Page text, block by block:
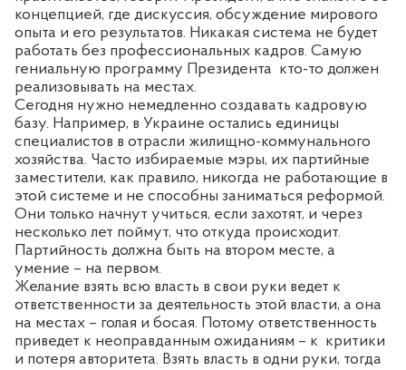
концепцией, где дискуссия, обсуждение мирового
опыта и его результатов. Никакая система не будет
работать без профессиональных кадров. Самую
гениальную программу Президента кто-то должен
реализовывать на местах.
Сегодня нужно немедленно создавать кадровую
базу. Например, в Украине остались единицы
специалистов в отрасли жилищно-коммунального
хозяйства. Часто избираемые мэры, их партийные
заместители, как правило, никогда не работающие в
этой системе и не способны заниматься реформой.
Они только начнут учиться, если захотят, и через
несколько лет поймут, что откуда происходит.
Партийность должна быть на втором месте, а
умение – на первом.
Желание взять всю власть в свои руки ведет к
ответственности за деятельность этой власти, а она
на местах – голая и босая. Потому ответственность
приведет к неоправданным ожиданиям – к критики
и потеря авторитета. Взять власть в одни руки, тогда